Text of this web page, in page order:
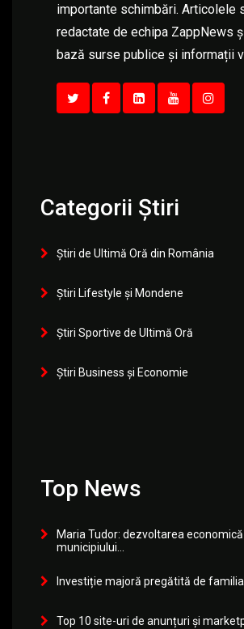
importante schimbări. Articolele
redactate de echipa ZappNews
bază surse publice și informații
Categorii Știri
Știri de Ultimă Oră din România
Știri Lifestyle și Mondene
Știri Sportive de Ultimă Oră
Știri Business și Economie
Top News
Maria Tudor: dezvoltarea economică
municipiului...
Investiție majoră pregătită de familia
Top 10 site-uri de anunțuri și